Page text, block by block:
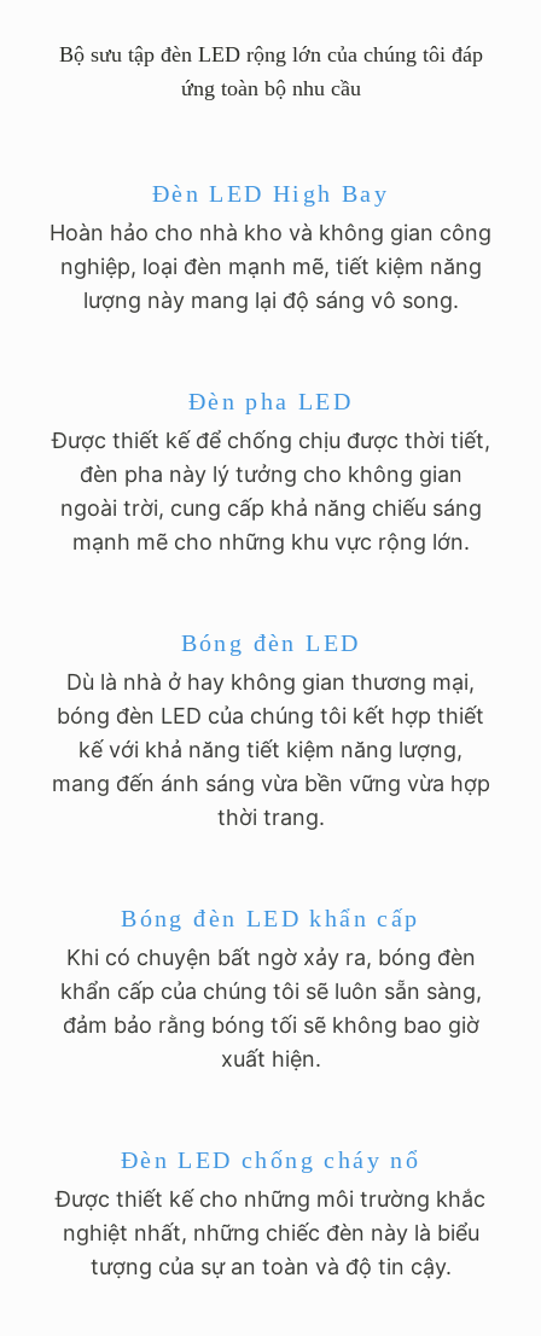
Bộ sưu tập đèn LED rộng lớn của chúng tôi đáp
ứng toàn bộ nhu cầu
Đèn LED High Bay
Hoàn hảo cho nhà kho và không gian công
nghiệp, loại đèn mạnh mẽ, tiết kiệm năng
lượng này mang lại độ sáng vô song.
Đèn pha LED
Được thiết kế để chống chịu được thời tiết,
đèn pha này lý tưởng cho không gian
ngoài trời, cung cấp khả năng chiếu sáng
mạnh mẽ cho những khu vực rộng lớn.
Bóng đèn LED
Dù là nhà ở hay không gian thương mại,
bóng đèn LED của chúng tôi kết hợp thiết
kế với khả năng tiết kiệm năng lượng,
mang đến ánh sáng vừa bền vững vừa hợp
thời trang.
Bóng đèn LED khẩn cấp
Khi có chuyện bất ngờ xảy ra, bóng đèn
khẩn cấp của chúng tôi sẽ luôn sẵn sàng,
đảm bảo rằng bóng tối sẽ không bao giờ
xuất hiện.
Đèn LED chống cháy nổ
Được thiết kế cho những môi trường khắc
nghiệt nhất, những chiếc đèn này là biểu
tượng của sự an toàn và độ tin cậy.